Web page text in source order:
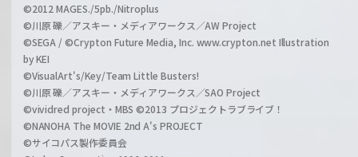
©2012 MAGES./5pb./Nitroplus
©川原 礫／アスキー・メディアワークス／AW Project
©SEGA / ©Crypton Future Media, Inc. www.crypton.net Illustration
by KEI
©VisualArt's/Key/Team Little Busters!
©川原 礫／アスキー・メディアワークス／SAO Project
©vividred project・MBS ©2013 プロジェクトラブライブ！
©NANOHA The MOVIE 2nd A's PROJECT
©サイコパス製作委員会